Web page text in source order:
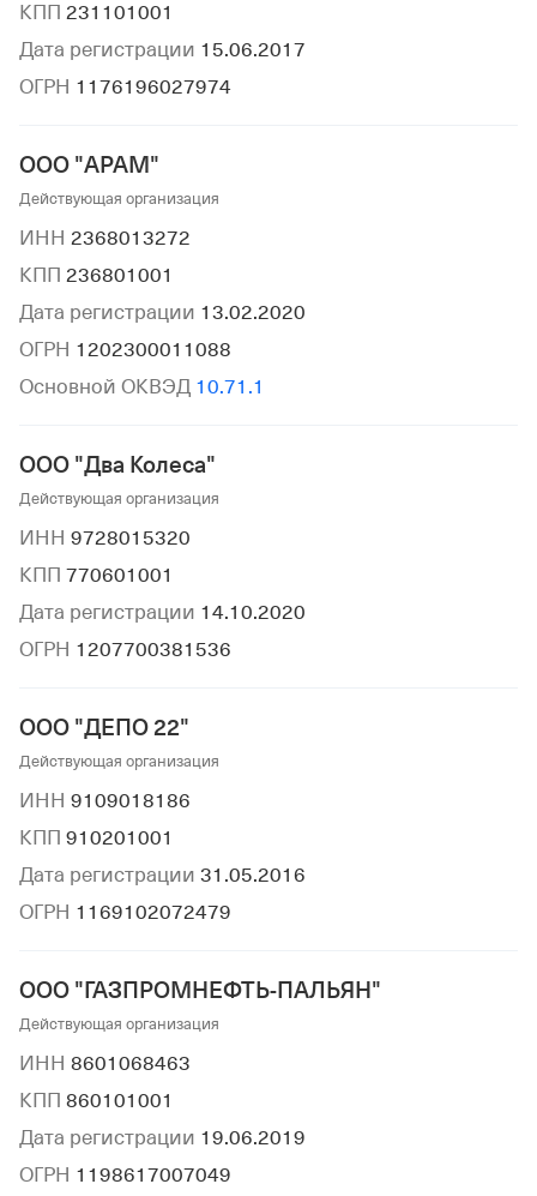
КПП 231101001
Дата регистрации 15.06.2017
ОГРН 1176196027974
ООО "АРАМ"
Действующая организация
ИНН 2368013272
КПП 236801001
Дата регистрации 13.02.2020
ОГРН 1202300011088
Основной ОКВЭД 10.71.1
ООО "Два Колеса"
Действующая организация
ИНН 9728015320
КПП 770601001
Дата регистрации 14.10.2020
ОГРН 1207700381536
ООО "ДЕПО 22"
Действующая организация
ИНН 9109018186
КПП 910201001
Дата регистрации 31.05.2016
ОГРН 1169102072479
ООО "ГАЗПРОМНЕФТЬ-ПАЛЬЯН"
Действующая организация
ИНН 8601068463
КПП 860101001
Дата регистрации 19.06.2019
ОГРН 1198617007049